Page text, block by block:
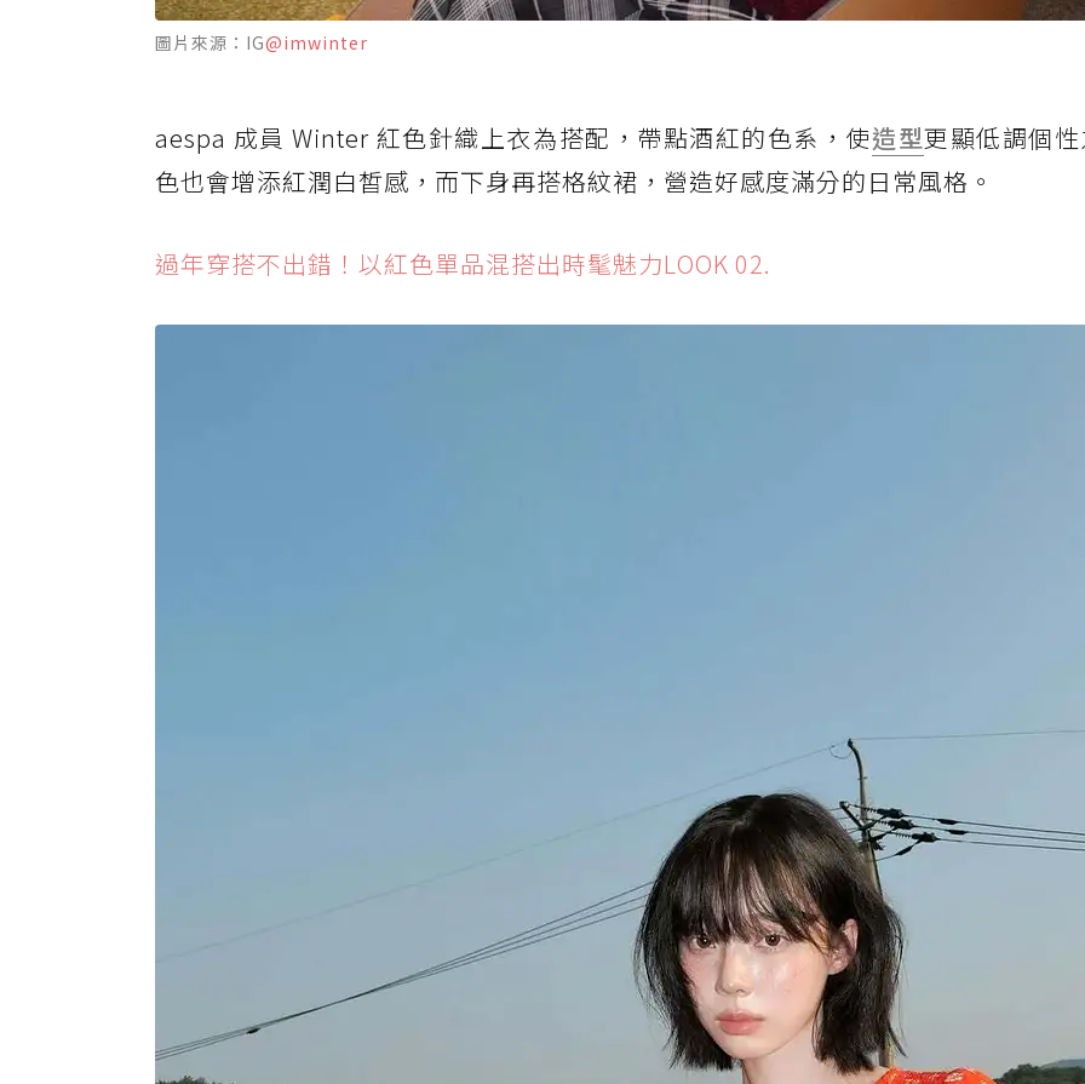
圖片來源：IG@imwinter
aespa 成員 Winter 紅色針織上衣為搭配，帶點酒紅的色系，使造型更顯低調個
色也會增添紅潤白皙感，而下身再搭格紋裙，營造好感度滿分的日常風格。
過年穿搭不出錯！以紅色單品混搭出時髦魅力LOOK 02.